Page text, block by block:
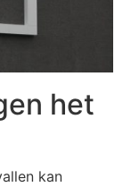
het
kan